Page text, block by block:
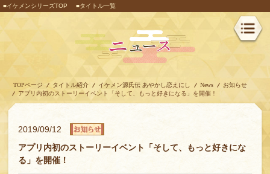
■イケメンシリーズTOP ■タイトル一覧
TOPページ タイトル紹介 イケメン源氏伝 あやかし恋えにし News
お知らせ
アプリ内初のストーリーイベント「そして、もっと好きになる」を開催！
2019/09/12
アプリ内初のストーリーイベント「そして、もっと好きにな
る」を開催！